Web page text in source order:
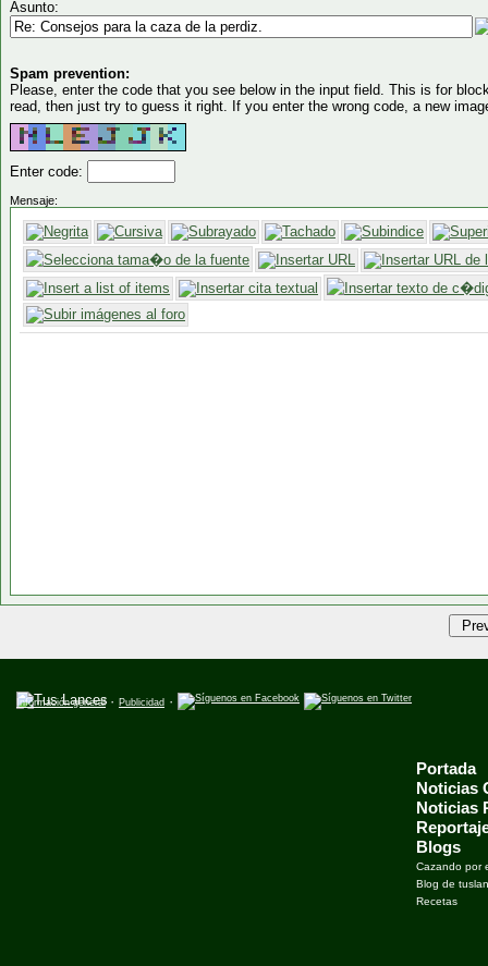
Asunto:
Spam prevention:
Please, enter the code that you see below in the input field. This is for
read, then just try to guess it right. If you enter the wrong code, a new
Enter code:
Mensaje:
Información general· Publicidad ·
Portada
Noticias
Noticias
Blogs
Cazando por
Blog de
Recetas